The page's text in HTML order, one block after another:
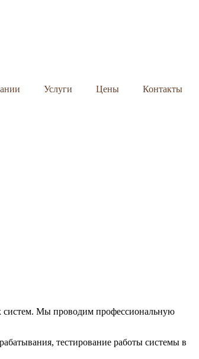
Услуги Цены Контакты
систем. Мы проводим профессиональную
тестирование работы системы в